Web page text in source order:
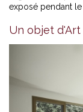
exposé pendant le
Un objet d'Art